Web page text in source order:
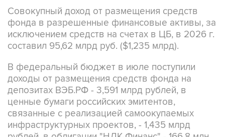
Совокупный доход от размещения средств
фонда в разрешенные финансовые активы, за
исключением средств на счетах в ЦБ, в 2026 г.
составил 95,62 млрд руб. ($1,235 млрд).
В федеральный бюджет в июле поступили
доходы от размещения средств фонда на
депозитах ВЭБ.РФ - 3,591 млрд рублей, в
ценные бумаги российских эмитентов,
связанные с реализацией самоокупаемых
инфраструктурных проектов, - 1,435 млрд